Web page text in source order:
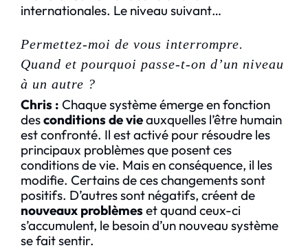
internationales. Le niveau suivant…
Permettez-moi de vous interrompre.
Quand et pourquoi passe-t-on d’un niveau
à un autre ?
Chris : Chaque système émerge en fonction
desconditions de vieauxquelles l’être humain
est confronté. Il est activé pour résoudre les
principaux problèmes que posent ces
conditions de vie. Mais en conséquence, il les
modifie. Certains de ces changements sont
positifs. D’autres sont négatifs, créent de
nouveaux problèmeset quand ceux-ci
s’accumulent, le besoin d’un nouveau système
se fait sentir.